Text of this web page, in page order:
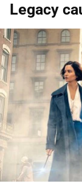
Legacy